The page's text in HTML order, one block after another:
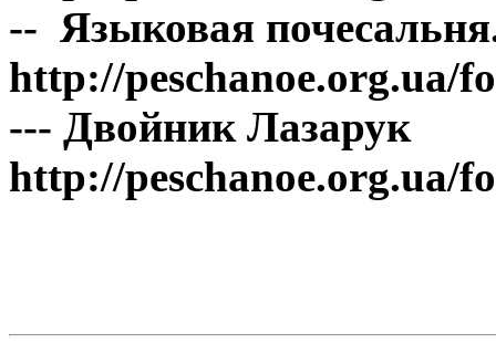
-- Языковая
http://peschanoe.org.ua/
--- Двойник Лазарук
http://peschanoe.org.ua/